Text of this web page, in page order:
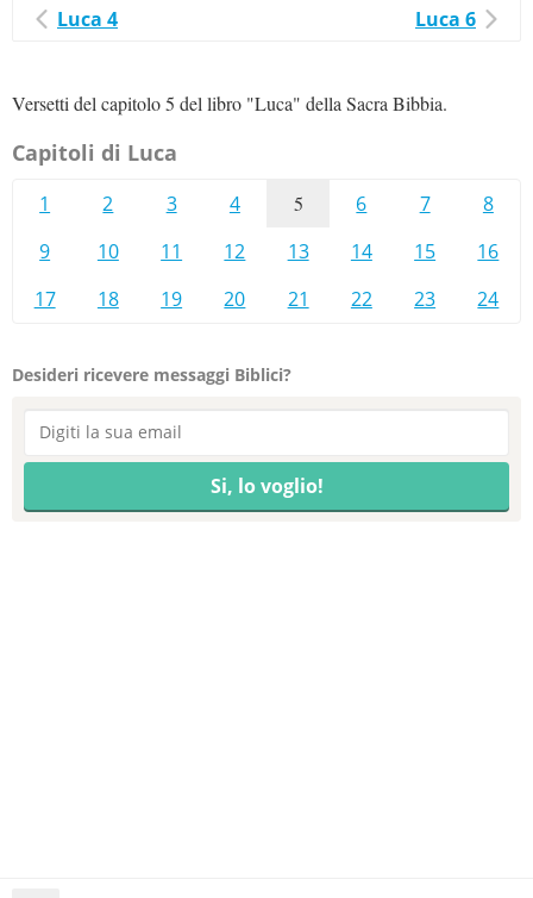
Luca 4 Luca 6
Versetti del capitolo 5 del libro "Luca" della Sacra Bibbia.
Capitoli di Luca
1 2 3 4 5 6 7
8
9
10 11 12 13 14 15
16
17
18 19 20 21 22 23 24
Desideri ricevere messaggi Biblici?